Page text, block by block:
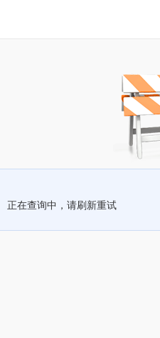
正在查询中，请刷新重试